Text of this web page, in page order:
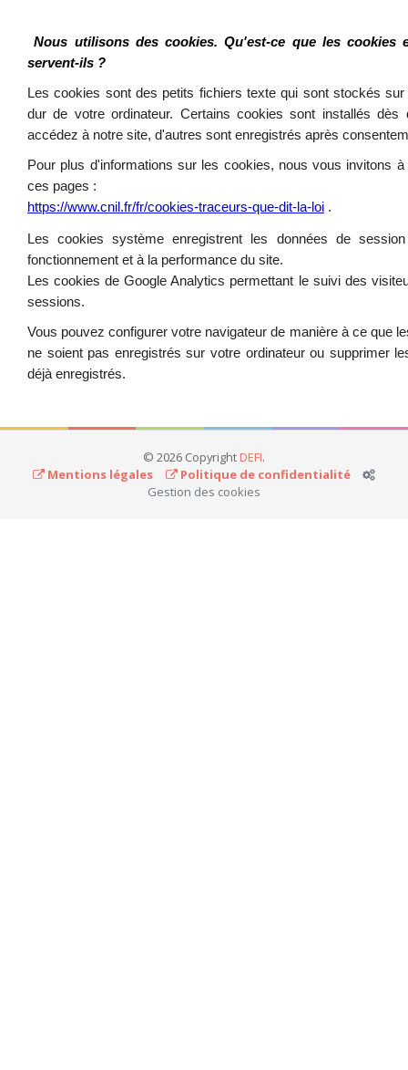
Nous utilisons des cookies. Qu'est-ce que les cookies
servent-ils ?
Les cookies sont des petits fichiers texte qui sont stockés sur
dur de votre ordinateur. Certains cookies sont installés dès
accédez à notre site, d'autres sont enregistrés après
Pour plus d'informations sur les cookies, nous vous invitons à
ces pages :
https://www.cnil.fr/fr/cookies-traceurs-que-dit-la-loi .
Les cookies système enregistrent les données de
fonctionnement et à la performance du site.
Les cookies de Google Analytics permettant le suivi des
sessions.
Vous pouvez configurer votre navigateur de manière à ce que
ne soient pas enregistrés sur votre ordinateur ou supprimer
déjà enregistrés.
© 2026 Copyright DEFI.
Mentions légales
Politique de confidentialité
Gestion des cookies